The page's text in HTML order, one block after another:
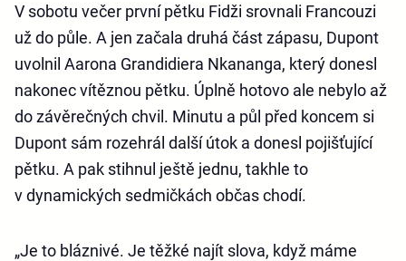
V sobotu večer první pětku Fidži srovnali Francouzi
už do půle. A jen začala druhá část zápasu, Dupont
uvolnil Aarona Grandidiera Nkananga, který donesl
nakonec vítěznou pětku. Úplně hotovo ale nebylo až
do závěrečných chvil. Minutu a půl před koncem si
Dupont sám rozehrál další útok a donesl pojišťující
pětku. A pak stihnul ještě jednu, takhle to
v dynamických sedmičkách občas chodí.
„Je to bláznivé. Je těžké najít slova, když máme